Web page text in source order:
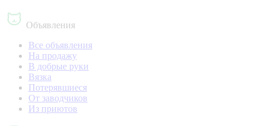
Объявления
Все объявления
На продажу
В добрые руки
Вязка
Потерявшиеся
От заводчиков
Из приютов